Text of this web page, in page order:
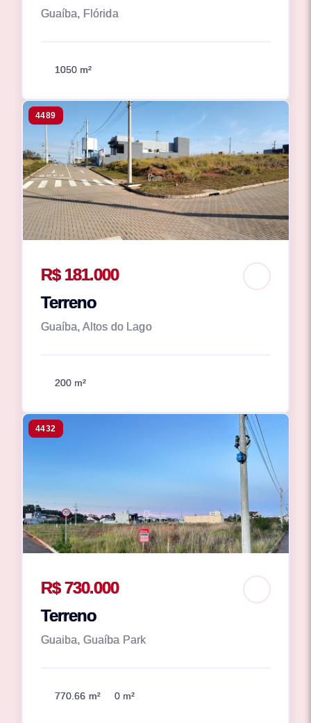
Guaíba, Flórida
1050 m²
4489
R$ 181.000
Terreno
Guaíba, Altos do Lago
200 m²
4432
R$ 730.000
Terreno
Guaiba, Guaíba Park
770.66 m² 0 m²